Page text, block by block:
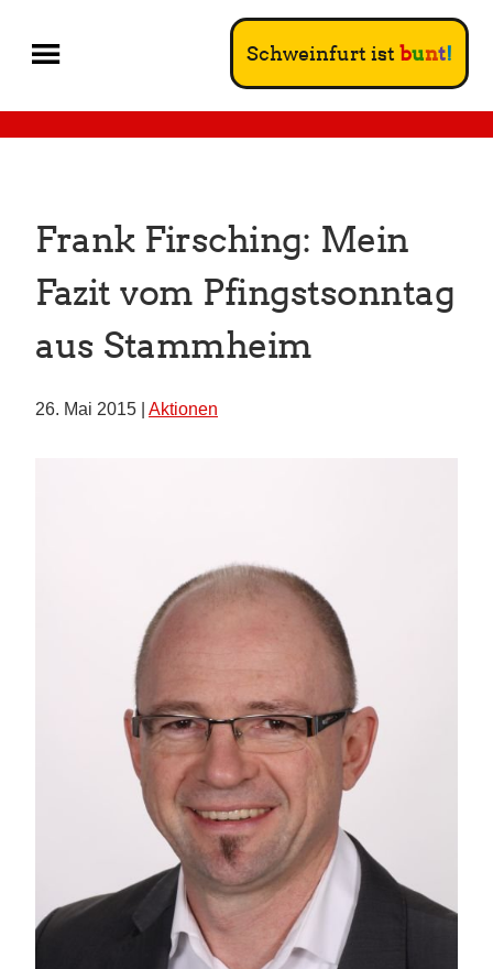
Schweinfurt ist bunt!
Frank Firsching: Mein
Fazit vom Pfingstsonntag
aus Stammheim
26. Mai 2015 | Aktionen